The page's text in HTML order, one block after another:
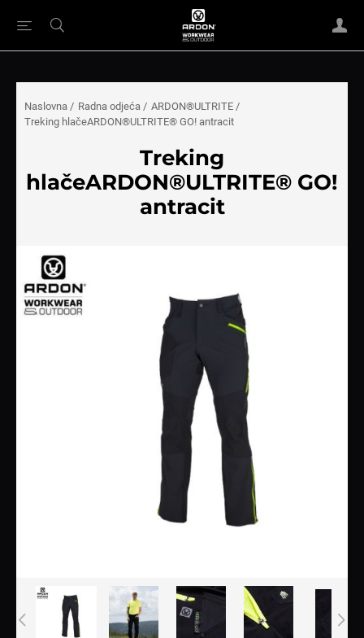
Naslovna / Radna odjeća / ARDON®ULTRITE /
Treking hlačeARDON®ULTRITE® GO! antracit
Treking
hlačeARDON®ULTRITE® GO!
antracit